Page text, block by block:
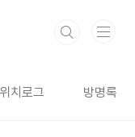
위치로그 방명록